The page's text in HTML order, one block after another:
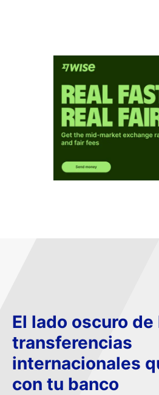
El lado oscuro de
transferencias
internacionales
con tu banco